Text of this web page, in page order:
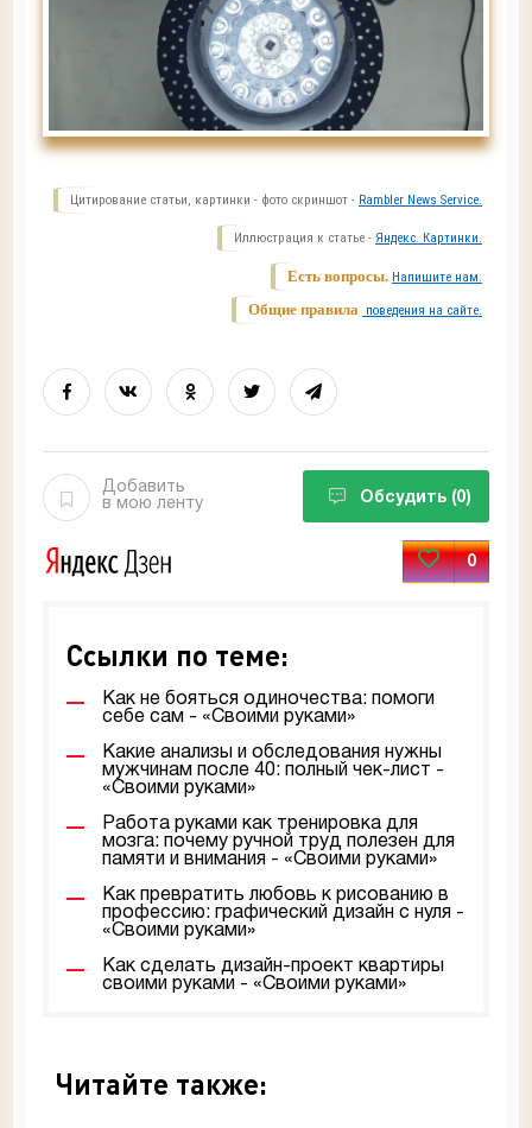
Цитирование статьи, картинки - фото скриншот - Rambler News Service.
Иллюстрация к статье - Яндекс. Картинки.
Есть вопросы. Напишите нам.
Общие правила поведения на сайте.
Добавить
в мою ленту
Обсудить (0)
0
Ссылки по теме:
Как не бояться одиночества: помоги
себе сам - «Своими руками»
Какие анализы и обследования нужны
мужчинам после 40: полный чек-лист -
«Своими руками»
Работа руками как тренировка для
мозга: почему ручной труд полезен для
памяти и внимания - «Своими руками»
Как превратить любовь к рисованию в
профессию: графический дизайн с нуля -
«Своими руками»
Как сделать дизайн-проект квартиры
своими руками - «Своими руками»
Читайте также: